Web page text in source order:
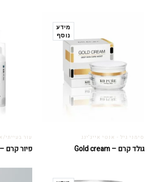
מידע
נוסף
סימני גיל - אנטי אייג'ינג
גולד קרם – Gold cream
עור בעייתי/
פיור קרם – Pure cream